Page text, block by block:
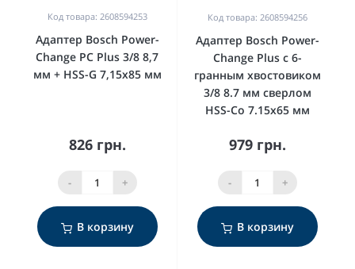
Код товара: 2608594253
Адаптер Bosch Power-
Change PC Plus 3/8 8,7
мм + HSS-G 7,15x85 мм
826 грн.
- +
В корзину
Код товара: 2608594256
Адаптер Bosch Power-
Change Plus с 6-
гранным хвостовиком
3/8 8.7 мм сверлом
HSS-Co 7.15x65 мм
979 грн.
- +
В корзину